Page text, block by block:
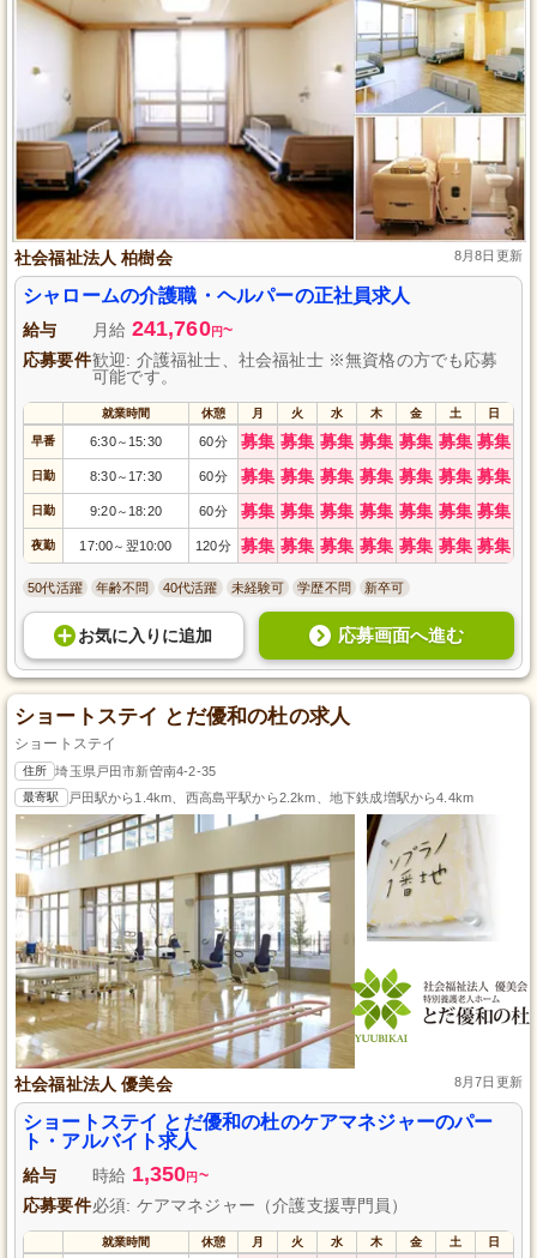
社会福祉法人 柏樹会 8月8日更新
シャロームの介護職・ヘルパーの正社員求人
給与 月給 241,760円~
応募要件歓迎: 介護福祉士、社会福祉士 ※無資格の方でも応募
可能です。
就業時間 休憩 月 火 水 木 金 土 日
早番 6:30～ 15:30 60分 募集 募集 募集 募集 募集 募集 募集
日勤 8:30～ 17:30 60分 募集 募集 募集 募集 募集 募集 募集
日勤 9:20～ 18:20 60分 募集 募集 募集 募集 募集 募集 募集
夜勤 17:00～ 翌10:00 120分 募集 募集 募集 募集 募集 募集 募集
50代活躍 年齢不問 40代活躍 未経験可 学歴不問 新卒可
お気に入り に追加 応募画面へ進む
ショートステイ とだ優和の杜の求人
ショートステイ
住所 埼玉県戸田市新曽南4-2-35
最寄駅 戸田駅から1.4km、西高島平駅から2.2km、地下鉄成増駅から4.4km
社会福祉法人 優美会 8月7日更新
ショートステイ とだ優和の杜のケアマネジャーのパー
ト・アルバイト求人
給与 時給 1,350円 ~
応募要件必須: ケアマネジャー（介護支援専門員）
就業時間 休憩 月 火 水 木 金 土 日